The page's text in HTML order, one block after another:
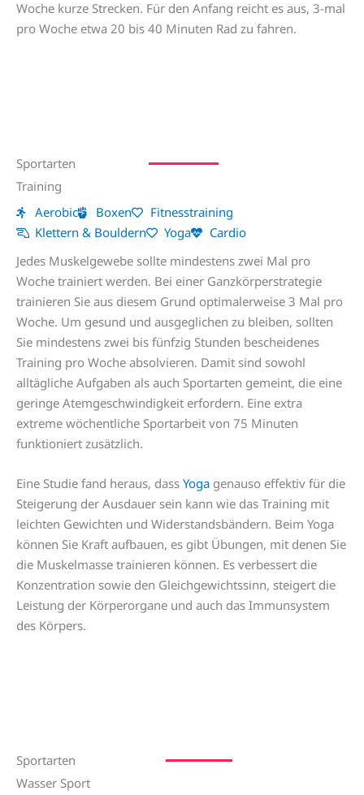
Woche kurze Strecken. Für den Anfang reicht es aus, 3-mal
pro Woche etwa 20 bis 40 Minuten Rad zu fahren.
Sportarten
Training
Aerobic
Boxen
Fitnesstraining
Klettern & Bouldern
Yoga
Cardio
Jedes Muskelgewebe sollte mindestens zwei Mal pro
Woche trainiert werden. Bei einer Ganzkörperstrategie
trainieren Sie aus diesem Grund optimalerweise 3 Mal pro
Woche. Um gesund und ausgeglichen zu bleiben, sollten
Sie mindestens zwei bis fünfzig Stunden bescheidenes
Training pro Woche absolvieren. Damit sind sowohl
alltägliche Aufgaben als auch Sportarten gemeint, die eine
geringe Atemgeschwindigkeit erfordern. Eine extra
extreme wöchentliche Sportarbeit von 75 Minuten
funktioniert zusätzlich.
Eine Studie fand heraus, dass Yoga genauso effektiv für die
Steigerung der Ausdauer sein kann wie das Training mit
leichten Gewichten und Widerstandsbändern. Beim Yoga
können Sie Kraft aufbauen, es gibt Übungen, mit denen Sie
die Muskelmasse trainieren können. Es verbessert die
Konzentration sowie den Gleichgewichtssinn, steigert die
Leistung der Körperorgane und auch das Immunsystem
des Körpers.
Sportarten
Wasser Sport